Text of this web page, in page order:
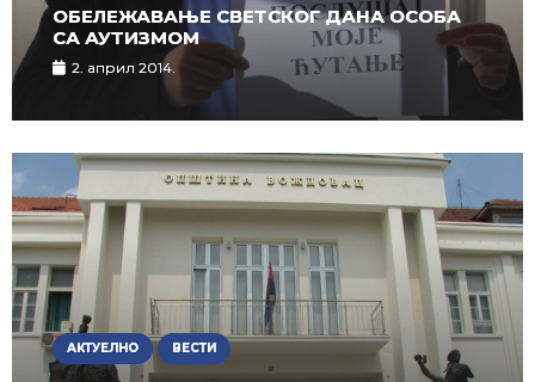
ОБЕЛЕЖАВАЊЕ СВЕТСКОГ ДАНА ОСОБА
СА АУТИЗМОМ
2. април 2014.
АКТУЕЛНО ВЕСТИ